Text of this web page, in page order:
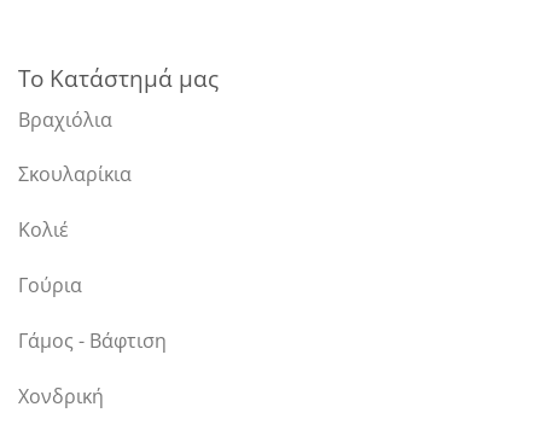
Το Κατάστημά μας
Βραχιόλια
Σκουλαρίκια
Κολιέ
Γούρια
Γάμος - Βάφτιση
Χονδρική